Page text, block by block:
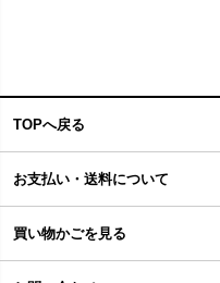
TOPへ戻る
お支払い・送料について
買い物かごを見る